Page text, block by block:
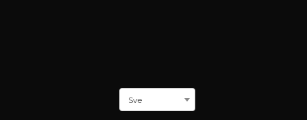
Sve